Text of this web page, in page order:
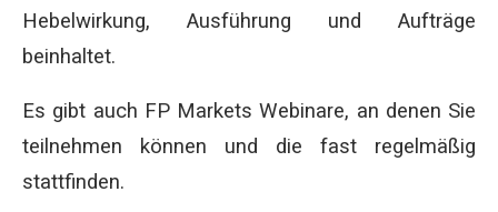
Hebelwirkung, Ausführung und Aufträge
beinhaltet.
Es gibt auch FP Markets Webinare, an denen Sie
teilnehmen können und die fast regelmäßig
stattfinden.